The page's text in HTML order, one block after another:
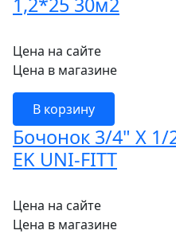
Цена на сайте
Цена в магазине
В корзину
Бочонок 3/4" Х
EK UNI-FITT
Цена на сайте
Цена в магазине